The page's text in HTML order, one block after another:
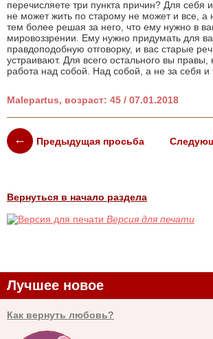
перечисляете три пункта причин? Для себя
не может жить по старому не может и все,
тем более решая за него, что ему нужно в
мировоззрении. Ему нужно придумать для
правдоподобную отговорку, и вас старые
устраивают. Для всего остального вы
работа над собой. Над собой, а не за себя и
Malepartus, возраст: 45 / 07.01.2018
Предыдущая просьба
Вернуться в начало раздела
Версия для печати
Лучшее новое
Как вернуть любовь?